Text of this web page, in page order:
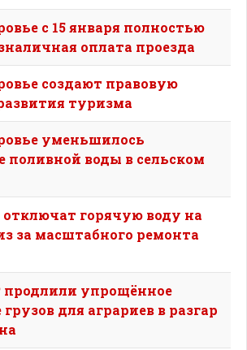
с 15 января полностью
оплата проезда
создают правовую
туризма
уменьшилось
поливной воды в сельском
отключат горячую воду на
за масштабного ремонта
упрощённое
для аграриев в разгар